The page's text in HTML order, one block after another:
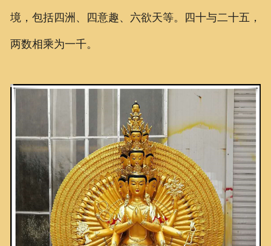
境，包括四洲、四意趣、六欲天等。四十与二十五，
两数相乘为一千。